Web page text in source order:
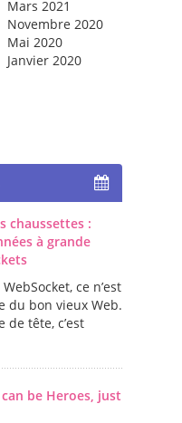
Mars 2021
Novembre 2020
Mai 2020
Janvier 2020
chaussettes :
à grande
ce n’est
du bon vieux Web.
de tête, c’est
be Heroes, just